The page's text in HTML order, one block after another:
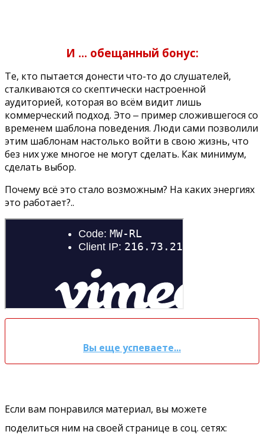
И ... обещанный бонус:
Те, кто пытается донести что-то до слушателей,
сталкиваются со скептически настроенной
аудиторией, которая во всём видит лишь
коммерческий подход. Это ‒ пример сложившегося со
временем шаблона поведения. Люди сами позволили
этим шаблонам настолько войти в свою жизнь, что
без них уже многое не могут сделать. Как минимум,
сделать выбор.
Почему всё это стало возможным? На каких энергиях
это работает?..
Вы еще успеваете...
Если вам понравился материал, вы можете
поделиться ним на своей странице в соц. сетях: